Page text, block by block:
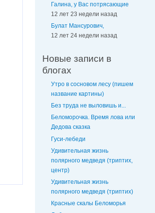
Галина, у Вас потрясающие
12 лет 23 недели назад
Булат Мансурович,
12 лет 24 недели назад
Новые записи в
блогах
Утро в сосновом лесу (пишем
название картины)
Без труда не выловишь и...
Беломорочка. Время лова или
Дедова сказка
Гуси-лебеди
Удивительная жизнь
полярного медведя (триптих,
центр)
Удивительная жизнь
полярного медведя (триптих)
Красные скалы Беломорья